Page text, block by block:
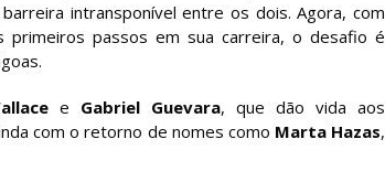
intransponível entre os dois. Agora, com
passos em sua carreira, o desafio é
e Gabriel Guevara, que dão vida aos
com o retorno de nomes como Marta Hazas,